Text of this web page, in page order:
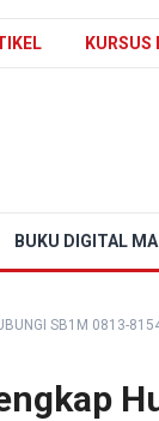
BUKU DIGITAL
SB1M 0813-